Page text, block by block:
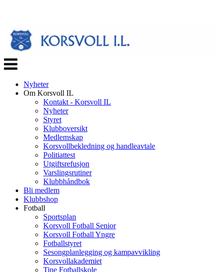
Veksle
navigasjon
Nyheter
Om Korsvoll IL
Kontakt - Korsvoll IL
Nyheter
Styret
Klubboversikt
Medlemskap
Korsvollbekledning og handleavtale
Politiattest
Utgiftsrefusjon
Varslingsrutiner
Klubbhåndbok
Bli medlem
Klubbshop
Fotball
Sportsplan
Korsvoll Fotball Senior
Korsvoll Fotball Yngre
Fotballstyret
Sesongplanlegging og kampavvikling
Korsvollakademiet
Tine Fotballskole